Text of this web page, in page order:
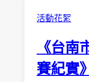
癇
友
協
會
活動花絮
《台南
賽紀實》